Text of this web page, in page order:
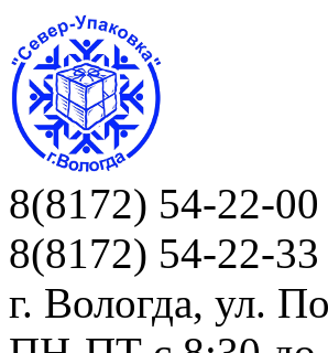
8(8172) 54-22-00
8(8172) 54-22-33
г. Вологда, ул.